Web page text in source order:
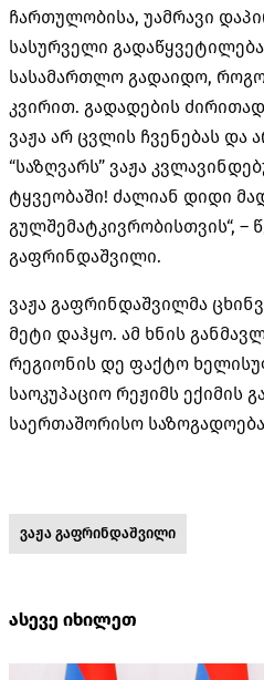
ჩართულობისა, უამრავი
სასურველი
სასამართლო გადაიდო,
კვირით. გადადების
ვაჟა არ ცვლის ჩვენებას და
“საზღვარს” ვაჟა
ტყვეობაში! ძალიან დიდი
გულშემატკივრობისთვის“, –
გაფრინდაშვილი.
ვაჟა გაფრინდაშვილმა
მეტი დაჰყო. ამ ხნის
რეგიონის დე ფაქტო
საოკუპაციო რეჟიმს ექიმის
საერთაშორისო
ვაჟა გაფრინდაშვილი
ასევე იხილეთ